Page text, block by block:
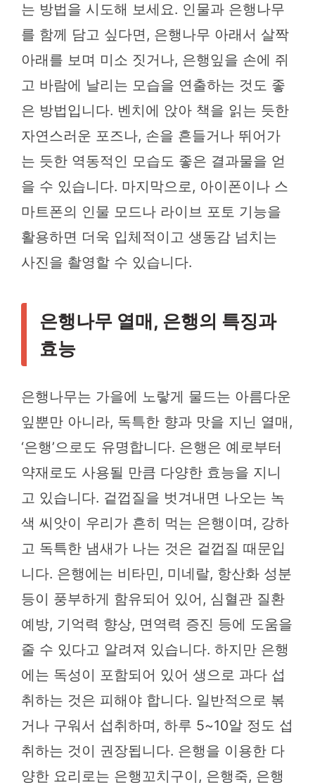
는 방법을 시도해 보세요. 인물과 은행나무
를 함께 담고 싶다면, 은행나무 아래서 살짝
아래를 보며 미소 짓거나, 은행잎을 손에 쥐
고 바람에 날리는 모습을 연출하는 것도 좋
은 방법입니다. 벤치에 앉아 책을 읽는 듯한
자연스러운 포즈나, 손을 흔들거나 뛰어가
는 듯한 역동적인 모습도 좋은 결과물을 얻
을 수 있습니다. 마지막으로, 아이폰이나 스
마트폰의 인물 모드나 라이브 포토 기능을
활용하면 더욱 입체적이고 생동감 넘치는
사진을 촬영할 수 있습니다.
은행나무 열매, 은행의 특징과
효능
은행나무는 가을에 노랗게 물드는 아름다운
잎뿐만 아니라, 독특한 향과 맛을 지닌 열매,
‘은행’으로도 유명합니다. 은행은 예로부터
약재로도 사용될 만큼 다양한 효능을 지니
고 있습니다. 겉껍질을 벗겨내면 나오는 녹
색 씨앗이 우리가 흔히 먹는 은행이며, 강하
고 독특한 냄새가 나는 것은 겉껍질 때문입
니다. 은행에는 비타민, 미네랄, 항산화 성분
등이 풍부하게 함유되어 있어, 심혈관 질환
예방, 기억력 향상, 면역력 증진 등에 도움을
줄 수 있다고 알려져 있습니다. 하지만 은행
에는 독성이 포함되어 있어 생으로 과다 섭
취하는 것은 피해야 합니다. 일반적으로 볶
거나 구워서 섭취하며, 하루 5~10알 정도 섭
취하는 것이 권장됩니다. 은행을 이용한 다
양한 요리로는 은행꼬치구이, 은행죽, 은행